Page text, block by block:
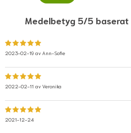
Medelbetyg 5/5 baserat
2023-02-19 av Ann-Sofie
2022-02-11 av Veronika
2021-12-24